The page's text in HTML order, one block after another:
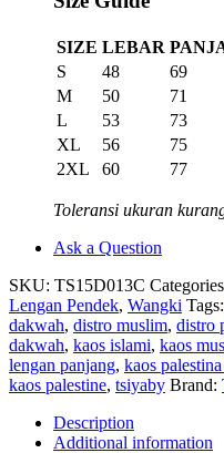
SIZE LEBAR
S
48
69
M
50
71
L
53
73
XL
56
75
2XL
60 77
Toleransi ukuran
Ask a Question
SKU: TS15D013C
Lengan Pendek, Wangki Tags:
dakwah, distro muslim, distro
dakwah, kaos islami, kaos
lengan panjang, kaos
kaos palestine, tsiyaby Brand:
Description
Additional information